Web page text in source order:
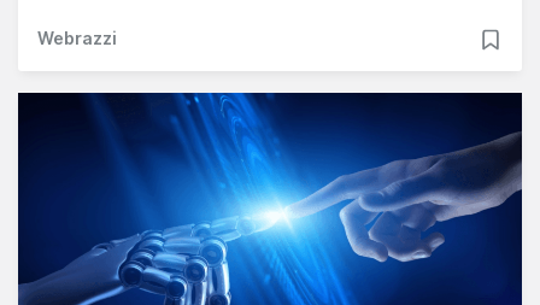
Webrazzi